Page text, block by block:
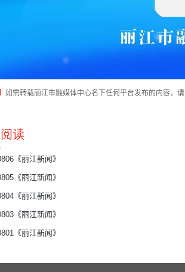
如需转载丽江市融媒体中心名下任何平台发布的内容，请
读
《丽江新闻》
《丽江新闻》
《丽江新闻》
《丽江新闻》
《丽江新闻》